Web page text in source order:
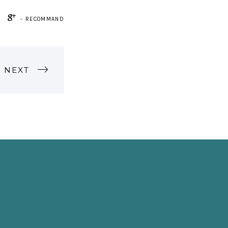
- RECOMMAND
NEXT